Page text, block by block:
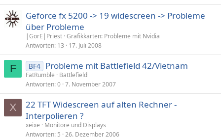
Geforce fx 5200 -> 19 widescreen -> Probleme
über Probleme
|GorE|Priest Grafikkarten: Probleme mit Nvidia
Antworten 13 17. Juli 2008
F BF4 Probleme mit Battlefield 42/Vietnam
FatRumble
Battlefield
Antworten 0 7. November 2007
X
22 TFT Widescreen auf alten Rechner -
Interpolieren ?
xeixe
Monitore und Displays
Antworten 5 26. Dezember 2006